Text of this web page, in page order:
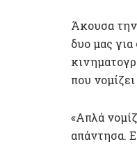
Άκουσα την
δυο μας
που
«Απλά
απάντησα.